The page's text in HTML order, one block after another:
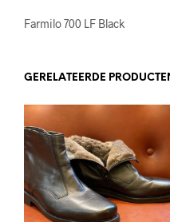
Farmilo 700 LF Black
GERELATEERDE